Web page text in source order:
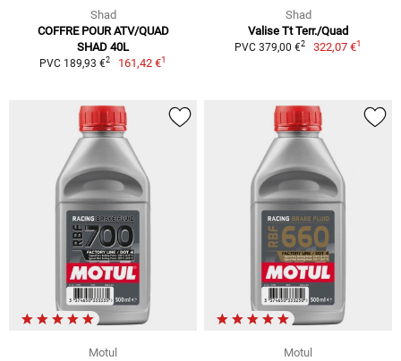
Shad
COFFRE POUR ATV/QUAD
SHAD 40L
PVC 189,93 €2 161,42 €1
Shad
Valise Tt Terr./Quad
PVC 379,00 €2 322,07 €1
Motul
Motul